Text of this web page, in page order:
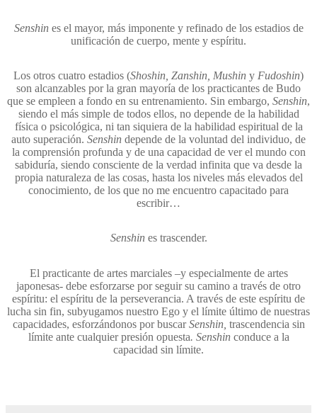
Senshines el mayor, más imponente y refinado de los estadios de
unificación de cuerpo, mente y espíritu.
Los otros cuatro estadios (Shoshin, Zanshin, Mushin y Fudoshin)
son alcanzables por la gran mayoría de los practicantes de Budo
que se empleen a fondo en su entrenamiento. Sin embargo, Senshin,
siendo el más simple de todos ellos, no depende de la habilidad
física o psicológica, ni tan siquiera de la habilidad espiritual de la
auto superación. Senshin depende de la voluntad del individuo, de
la comprensión profunda y de una capacidad de ver el mundo con
sabiduría, siendo consciente de la verdad infinita que va desde la
propia naturaleza de las cosas, hasta los niveles más elevados del
conocimiento, de los que no me encuentro capacitado para
escribir…
Senshines trascender.
El practicante de artes marciales –y especialmente de artes
japonesas- debe esforzarse por seguir su camino a través de otro
espíritu: el espíritu de la perseverancia. A través de este espíritu de
lucha sin fin, subyugamos nuestro Ego y el límite último de nuestras
capacidades, esforzándonos por buscarSenshin, trascendencia sin
límite ante cualquier presión opuesta. Senshinconduce a la
capacidad sin límite.